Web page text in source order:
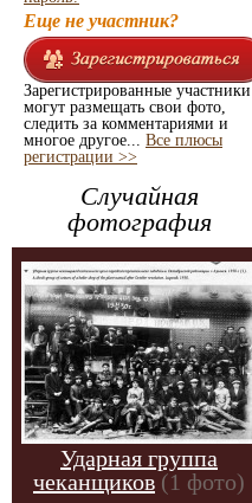
Еще не участник?
Зарегистрированные участники
могут размещать свои фото,
следить за комментариями и
многое другое... Все плюсы
регистрации >>
Случайная
фотография
Ударная группа
чеканщиков (1 фото)